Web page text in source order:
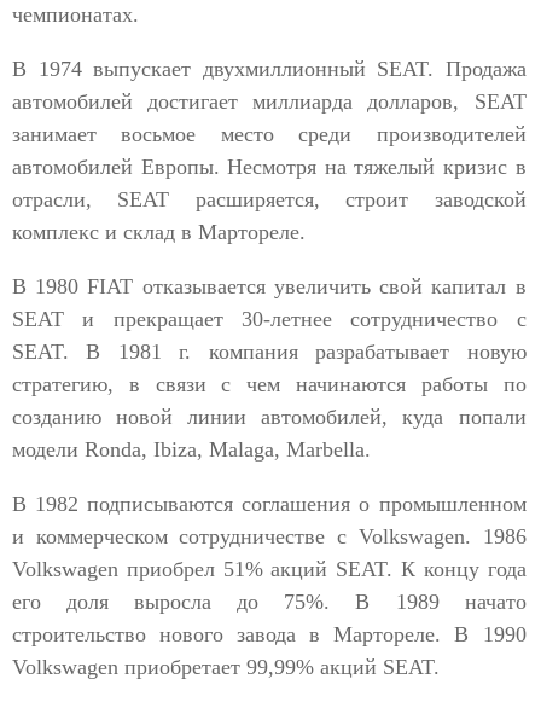
чемпионатах.
В 1974 выпускает двухмиллионный SEAT. Продажа
автомобилей достигает миллиарда долларов, SEAT
занимает восьмое место среди производителей
автомобилей Европы. Несмотря на тяжелый кризис в
отрасли, SEAT расширяется, строит заводской
комплекс и склад в Мартореле.
В 1980 FIAT отказывается увеличить свой капитал в
SEAT и прекращает 30-летнее сотрудничество с
SEAT. В 1981 г. компания разрабатывает новую
стратегию, в связи с чем начинаются работы по
созданию новой линии автомобилей, куда попали
модели Ronda, Ibiza, Malaga, Marbella.
В 1982 подписываются соглашения о промышленном
и коммерческом сотрудничестве с Volkswagen. 1986
Volkswagen приобрел 51% акций SEAT. К концу года
его доля выросла до 75%. В 1989 начато
строительство нового завода в Мартореле. В 1990
Volkswagen приобретает 99,99% акций SEAT.